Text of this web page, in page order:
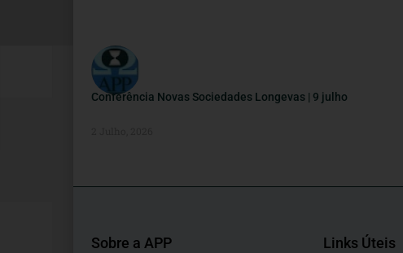
Conferência Novas Sociedades Longevas | 9 julho
Sobre a APP Links Úteis